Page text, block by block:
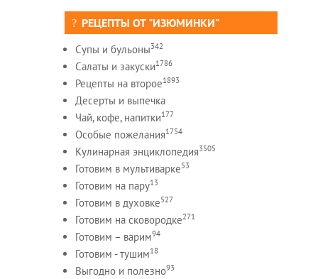
РЕЦЕПТЫ ОТ "ИЗЮМИНКИ"
Супы и бульоны342
Салаты и закуски1786
Рецепты на второе1893
Десерты и выпечка
Чай, кофе, напитки177
Особые пожелания1754
Кулинарная энциклопедия3505
Готовим в мультиварке53
Готовим на пару13
Готовим в духовке527
Готовим на сковородке271
Готовим – варим94
Готовим - тушим18
Выгодно и полезно93